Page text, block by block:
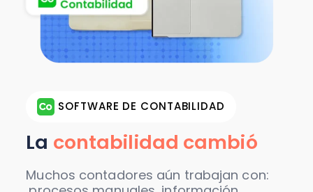
SOFTWARE DE CONTABILIDAD
La contabilidad cambió
Muchos contadores aún trabajan con: